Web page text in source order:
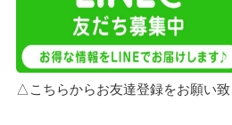
△こちらからお友達登録をお願い致